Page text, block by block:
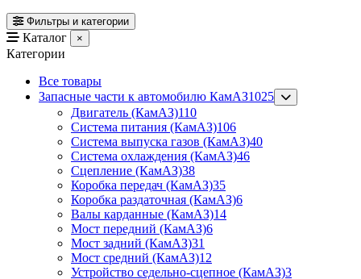
Фильтры и категории
Каталог ×
Категории
Все товары
Запасные части к автомобилю КамАЗ1025
Двигатель (КамАЗ)110
Система питания (КамАЗ)106
Система выпуска газов (КамАЗ)40
Система охлаждения (КамАЗ)46
Сцепление (КамАЗ)38
Коробка передач (КамАЗ)35
Коробка раздаточная (КамАЗ)6
Валы карданные (КамАЗ)14
Мост передний (КамАЗ)6
Мост задний (КамАЗ)31
Мост средний (КамАЗ)12
Устройство седельно-сцепное (КамАЗ)3